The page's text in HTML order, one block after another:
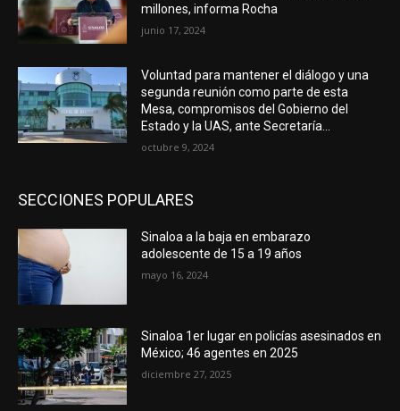
millones, informa Rocha
junio 17, 2024
Voluntad para mantener el diálogo y una
segunda reunión como parte de esta
Mesa, compromisos del Gobierno del
Estado y la UAS, ante Secretaría...
octubre 9, 2024
SECCIONES POPULARES
Sinaloa a la baja en embarazo
adolescente de 15 a 19 años
mayo 16, 2024
Sinaloa 1er lugar en policías asesinados en
México; 46 agentes en 2025
diciembre 27, 2025